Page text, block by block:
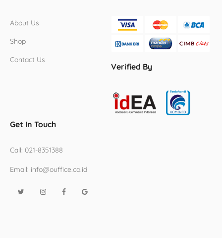
About Us
Shop
Contact Us
Verified By
Get In Touch
Call: 021-8351388
Email: info@ouffice.co.id